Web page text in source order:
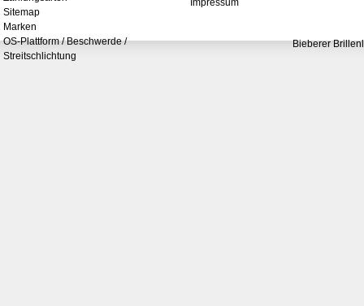
Sitemap
Marken
OS-Plattform / Beschwerde /
Streitschlichtung
Impressum
Bieberer